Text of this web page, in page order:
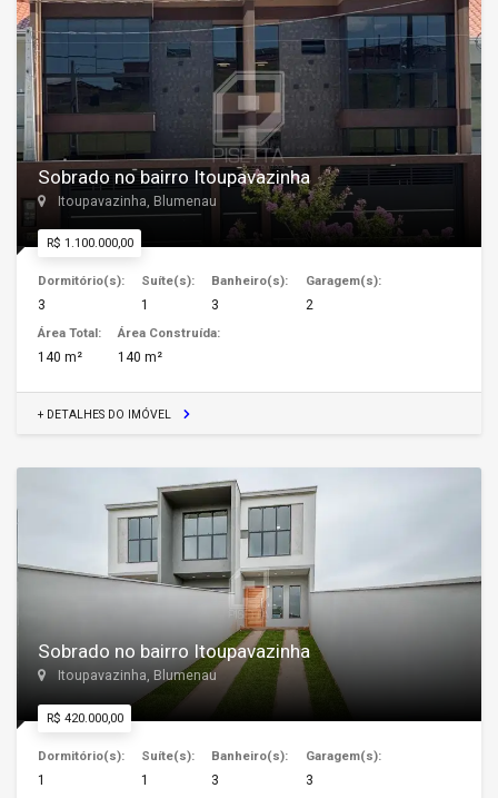
Sobrado no bairro Itoupavazinha
Itoupavazinha, Blumenau
R$ 1.100.000,00
Dormitório(s):
3
Suíte(s):
1
Banheiro(s):
3
Garagem(s):
2
Área Total:
140 m²
Área Construída:
140 m²
+ DETALHES DO IMÓVEL
Sobrado no bairro Itoupavazinha
Itoupavazinha, Blumenau
R$ 420.000,00
Dormitório(s):
1
Suíte(s):
1
Banheiro(s):
3
Garagem(s):
3